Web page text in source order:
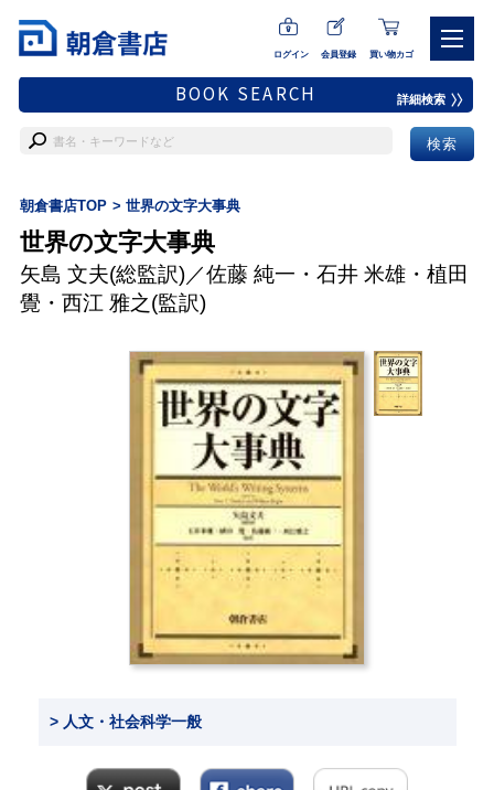
ログイン 会員登録 買い物カゴ
BOOK SEARCH 詳細検索
朝倉書店TOP 世界の文字大事典
世界の文字大事典
矢島 文夫(総監訳)／佐藤 純一 ・ 石井 米雄・ 植田
覺 ・ 西江 雅之(監訳)
> 人文・社会科学一般